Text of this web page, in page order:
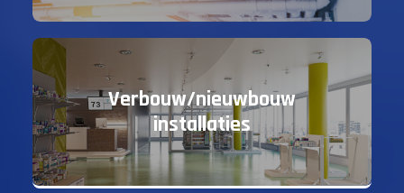
Verbouw/nieuwbouw
installaties